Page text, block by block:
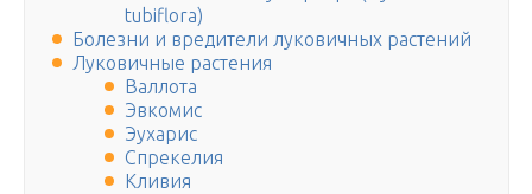
tubiflora)
Болезни и вредители луковичных растений
Луковичные растения
Валлота
Эвкомис
Эухарис
Спрекелия
Кливия